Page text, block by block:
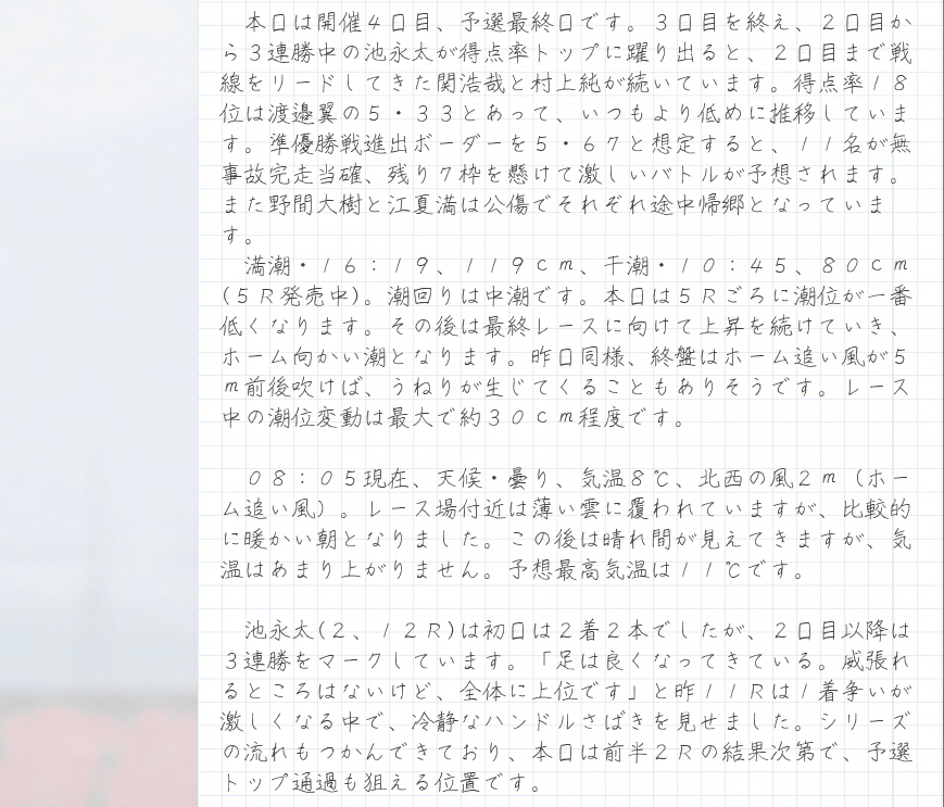
本日は開催４日目、予選最終日です。３日目を終え、２日目か
ら３連勝中の池永太が得点率トップに躍り出ると、２日目まで戦
線をリードしてきた関浩哉と村上純が続いています。得点率１８
位は渡邉翼の５・３３とあって、いつもより低めに推移していま
す。準優勝戦進出ボーダーを５・６７と想定すると、１１名が無
事故完走当確、残り７枠を懸けて激しいバトルが予想されます。
また野間大樹と江夏満は公傷でそれぞれ途中帰郷となっていま
す。
満潮・１６：１９、１１９ｃｍ、干潮・１０：４５、８０ｃｍ
(５Ｒ発売中)。潮回りは中潮です。本日は５Ｒごろに潮位が一番
低くなります。その後は最終レースに向けて上昇を続けていき、
ホーム向かい潮となります。昨日同様、終盤はホーム追い風が５
ｍ前後吹けば、うねりが生じてくることもありそうです。レース
中の潮位変動は最大で約３０ｃｍ程度です。
０８：０５現在、天候・曇り、気温８℃、北西の風２ｍ（ホー
ム追い風）。レース場付近は薄い雲に覆われていますが、比較的
に暖かい朝となりました。この後は晴れ間が見えてきますが、気
温はあまり上がりません。予想最高気温は１１℃です。
池永太(２、１２Ｒ)は初日は２着２本でしたが、２日目以降は
３連勝をマークしています。「足は良くなってきている。威張れ
るところはないけど、全体に上位です」と昨１１Ｒは１着争いが
激しくなる中で、冷静なハンドルさばきを見せました。シリーズ
の流れもつかんできており、本日は前半２Ｒの結果次第で、予選
トップ通過も狙える位置です。